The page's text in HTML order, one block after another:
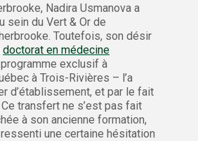
Nadira Usmanova a
sein du Vert & Or de
Toutefois, son désir
doctorat en médecine
exclusif à
à Trois-Rivières – l’a
d’établissement, et par le fait
Ce transfert ne s’est pas fait
à son ancienne formation,
ressenti une certaine hésitation